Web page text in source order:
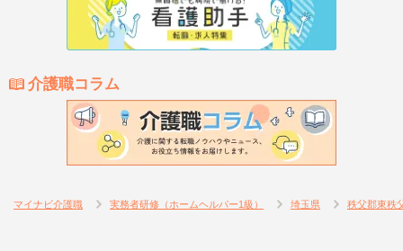
介護職コラム
マイナビ介護職 実務者研修（ホームヘルパー1級） 埼玉県 秩父郡東秩